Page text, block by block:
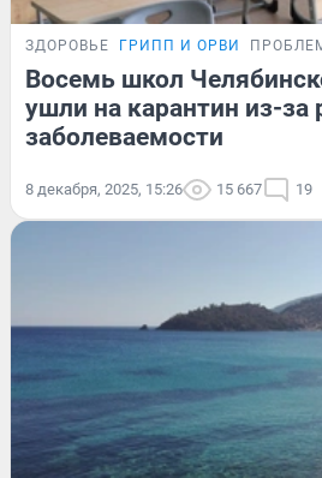
ЗДОРОВЬЕ ГРИПП И ОРВИ
Восемь школ
ушли на карантин из-за
заболеваемости
8 декабря, 2025, 15:26 15 667 19